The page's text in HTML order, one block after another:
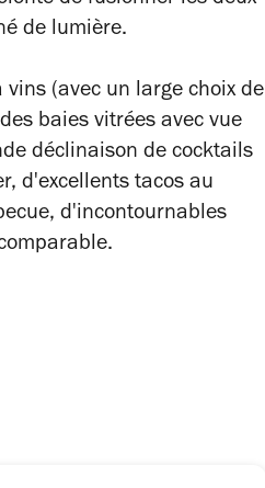
de lumière.
(avec un large choix de
baies vitrées avec vue
déclinaison de cocktails
d'excellents tacos au
d'incontournables